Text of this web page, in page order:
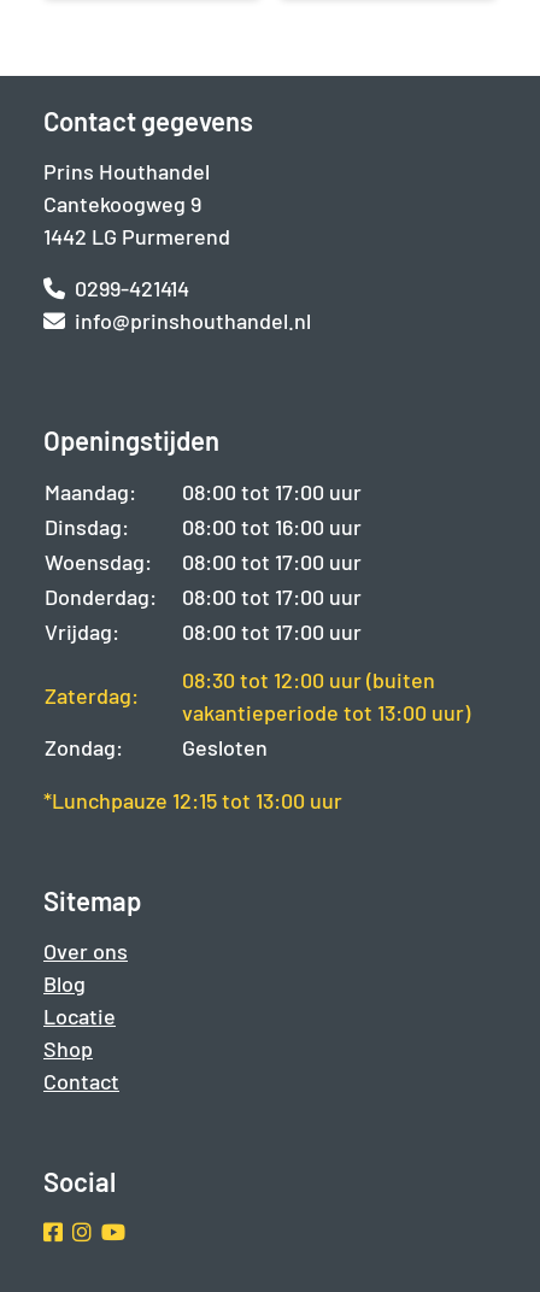
Contact gegevens
Prins Houthandel
Cantekoogweg 9
1442 LG Purmerend
0299-421414
info@prinshouthandel.nl
Openingstijden
Maandag:
08:00 tot 17:00 uur
Dinsdag:
08:00 tot 16:00 uur
Woensdag:
08:00 tot 17:00 uur
Donderdag:
08:00 tot 17:00 uur
Vrijdag:
08:00 tot 17:00 uur
Zaterdag:
08:30 tot 12:00 uur (buiten
vakantieperiode tot 13:00 uur)
Zondag:
Gesloten
*Lunchpauze 12:15 tot 13:00 uur
Sitemap
Over ons
Blog
Locatie
Shop
Contact
Social
Facebook
Instragram
Youtube